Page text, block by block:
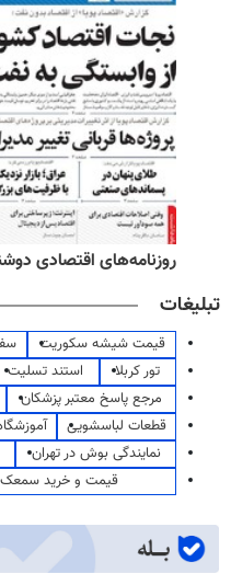
روزنامه‌های اقتصادی دوشنبه ۱۹ مرداد
تبلیغات
قیمت شیشه سکوریت
تور کربلا
استند تسلیت
مرجع پاسخ معتبر پزشکان
قطعات لباسشویی
نمایندگی بوش در تهران
قیمت و خرید سمعک